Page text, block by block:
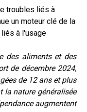
troubles liés à
un moteur clé de la
à l'usage
des aliments et des
de décembre 2024,
de 12 ans et plus
la nature généralisée
augmentent